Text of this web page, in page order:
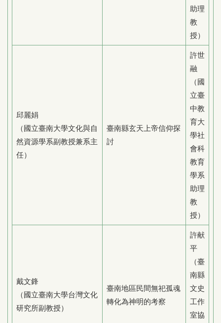
助理
教
授）
邱麗娟
（國立臺南大學文化與自
然資源學系副教授兼系主
任）
臺南縣玄天上帝信仰探
討
許世
融
（國
立臺
中教
育大
學社
會科
教育
學系
助理
教
授）
戴文鋒
（國立臺南大學台灣文化
研究所副教授）
臺南地區民間無祀孤魂
轉化為神明的考察
許献
平
（臺
南縣
文史
工作
室協